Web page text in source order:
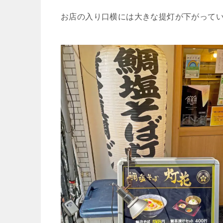
お店の入り口横には大きな提灯が下がって